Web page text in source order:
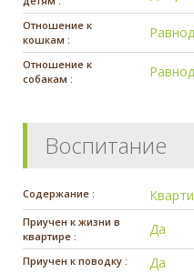
Отношение к
кошкам :
Отношение к
собакам :
Воспитание
Содержание :
Приучен к жизни в
квартире :
Да
Приучен к поводку : Да